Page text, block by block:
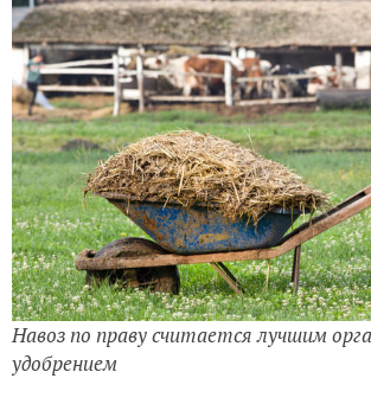
Навоз по праву считается лучшим
удобрением